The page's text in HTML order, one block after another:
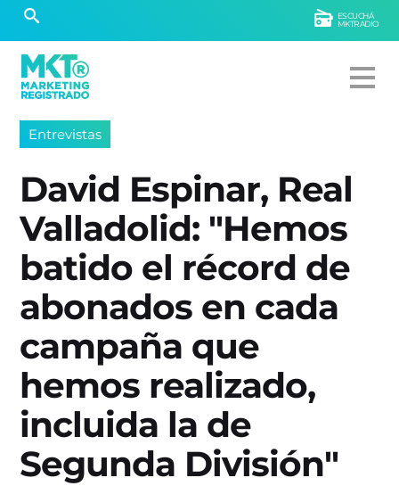
ESCUCHÁ
MKTRADIO
Entrevistas
David Espinar, Real
Valladolid: "Hemos
batido el récord de
abonados en cada
campaña que
hemos realizado,
incluida la de
Segunda División"